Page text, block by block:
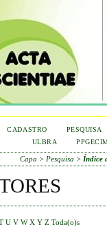
CADASTRO
PESQUISA
ULBRA
Capa > Pesquisa > Índice
U V W X Y Z Toda(o)s